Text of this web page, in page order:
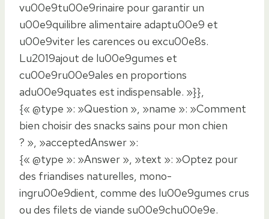
vu00e9tu00e9rinaire pour garantir un
u00e9quilibre alimentaire adaptu00e9 et
u00e9viter les carences ou excu00e8s.
Lu2019ajout de lu00e9gumes et
cu00e9ru00e9ales en proportions
adu00e9quates est indispensable. »}},
{« @type »: »Question », »name »: »Comment
bien choisir des snacks sains pour mon chien
? », »acceptedAnswer »:
{« @type »: »Answer », »text »: »Optez pour
des friandises naturelles, mono-
ingru00e9dient, comme des lu00e9gumes crus
ou des filets de viande su00e9chu00e9e.